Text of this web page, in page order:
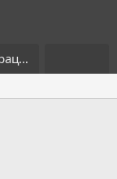
Регистрация